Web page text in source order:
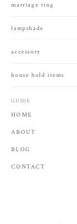
marriage ring
lampshade
accessory
house hold items
GUIDE
HOME
ABOUT
BLOG
CONTACT